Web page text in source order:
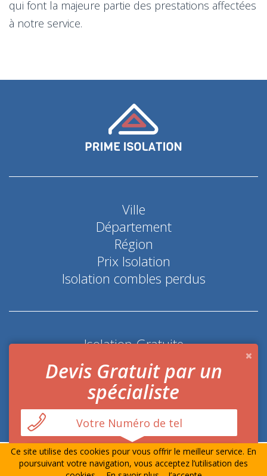
qui font la majeure partie des prestations affectées
à notre service.
Ville
Département
Région
Prix Isolation
Isolation combles perdus
Isolation Gratuite
Coup de pouce économie d'énergie
© Prime-Isolation.fr Tout droits réservésMentions
Légales-Contact
Devis Gratuit par un
spécialiste
Ce site utilise des cookies pour vous offrir le meilleur service. En
poursuivant votre navigation, vous acceptez l’utilisation des